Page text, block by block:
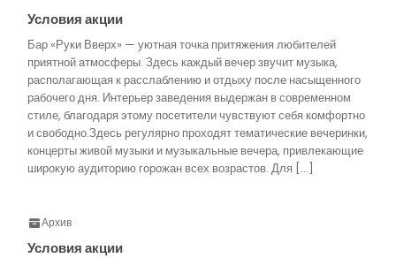
Условия акции
Бар «Руки Вверх» — уютная точка притяжения любителей
приятной атмосферы. Здесь каждый вечер звучит музыка,
располагающая к расслаблению и отдыху после насыщенного
рабочего дня. Интерьер заведения выдержан в современном
стиле, благодаря этому посетители чувствуют себя комфортно
и свободно.Здесь регулярно проходят тематические вечеринки,
концерты живой музыки и музыкальные вечера, привлекающие
широкую аудиторию горожан всех возрастов. Для […]
Архив
Условия акции